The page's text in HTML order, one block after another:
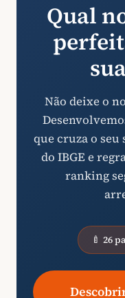
Qual
Não deixe o
que cruza o
do IBGE e
ranking
🍼 26